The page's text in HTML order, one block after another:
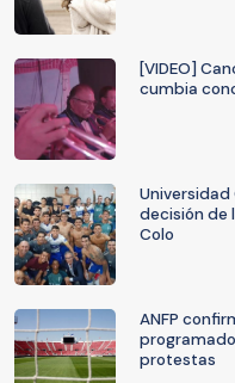
[VIDEO]
cumbia
Universidad
decisión de
Colo
ANFP
protestas